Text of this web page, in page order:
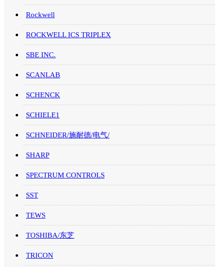
Rockwell
ROCKWELL ICS TRIPLEX
SBE INC.
SCANLAB
SCHENCK
SCHIELE1
SCHNEIDER/施耐德/电气/
SHARP
SPECTRUM CONTROLS
SST
TEWS
TOSHIBA/东芝
TRICON